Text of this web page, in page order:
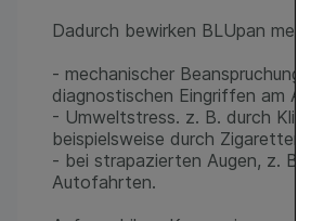
Dadurch bewirken BLUpan
- mechanischer Beanspruchung,
diagnostischen Eingriffen am
- Umweltstress. z. B. durch
beispielsweise durch
- bei strapazierten Augen, z. B.
Autofahrten.